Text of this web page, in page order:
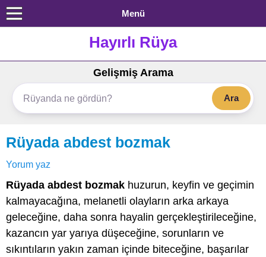
Menü
Hayırlı Rüya
Gelişmiş Arama
Ara
Rüyada abdest bozmak
Yorum yaz
Rüyada abdest bozmak huzurun, keyfin ve geçimin
kalmayacağına, melanetli olayların arka arkaya
geleceğine, daha sonra hayalin gerçekleştirileceğine,
kazancın yar yarıya düşeceğine, sorunların ve
sıkıntıların yakın zaman içinde biteceğine, başarılar